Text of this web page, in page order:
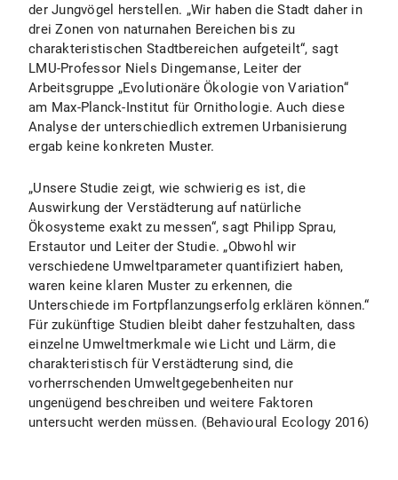
der Jungvögel herstellen. „Wir haben die Stadt daher in
drei Zonen von naturnahen Bereichen bis zu
charakteristischen Stadtbereichen aufgeteilt“, sagt
LMU-Professor Niels Dingemanse, Leiter der
Arbeitsgruppe „Evolutionäre Ökologie von Variation“
am Max-Planck-Institut für Ornithologie. Auch diese
Analyse der unterschiedlich extremen Urbanisierung
ergab keine konkreten Muster.
„Unsere Studie zeigt, wie schwierig es ist, die
Auswirkung der Verstädterung auf natürliche
Ökosysteme exakt zu messen“, sagt Philipp Sprau,
Erstautor und Leiter der Studie. „Obwohl wir
verschiedene Umweltparameter quantifiziert haben,
waren keine klaren Muster zu erkennen, die
Unterschiede im Fortpflanzungserfolg erklären können.“
Für zukünftige Studien bleibt daher festzuhalten, dass
einzelne Umweltmerkmale wie Licht und Lärm, die
charakteristisch für Verstädterung sind, die
vorherrschenden Umweltgegebenheiten nur
ungenügend beschreiben und weitere Faktoren
untersucht werden müssen. (Behavioural Ecology 2016)